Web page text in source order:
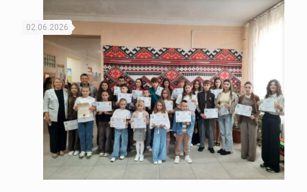
02.06.2026